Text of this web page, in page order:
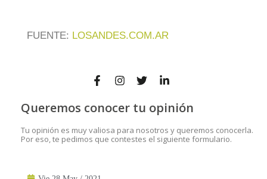
FUENTE: LOSANDES.COM.AR
Queremos conocer tu opinión
Tu opinión es muy valiosa para nosotros y queremos conocerla.
Por eso, te pedimos que contestes el siguiente formulario.